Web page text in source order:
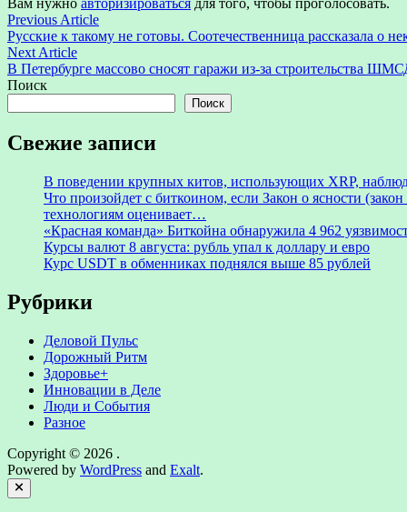
Вам нужно авторизироваться для того, чтобы проголосовать.
Навигация
по
записям
Previous ArticlePrevious
article:
Русские к такому не готовы. Соотечественница рассказала о
Next ArticleNext
article:
В Петербурге массово сносят гаражи из-за строительства
Поиск
Поиск
Свежие записи
В поведении крупных китов, использующих XRP,
Что произойдет с биткоином, если Закон о ясности
технологиям оценивает…
«Красная команда» Биткойна обнаружила 4 962
Курсы валют 8 августа: рубль упал к доллару и евро
Курс USDT в обменниках поднялся выше 85 рублей
Рубрики
Деловой Пульс
Дорожный Ритм
Здоровье+
Инновации в Деле
Люди и События
Разное
Copyright © 2026 .
Powered by WordPress and Exalt.
Close